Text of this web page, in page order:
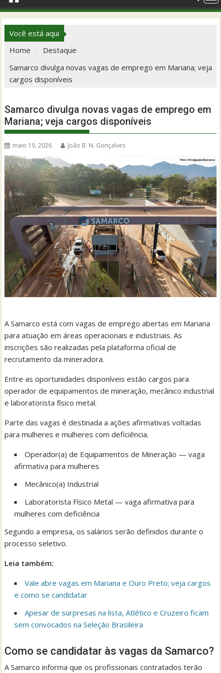
Você está aqui
Home
Destaque
Samarco divulga novas vagas de emprego em Mariana; veja
cargos disponíveis
Samarco divulga novas vagas de emprego em
Mariana; veja cargos disponíveis
maio 19, 2026 João B. N. Gonçalves
A Samarco está com vagas de emprego abertas em Mariana
para atuação em áreas operacionais e industriais. As
inscrições são realizadas pela plataforma oficial de
recrutamento da mineradora.
Entre as oportunidades disponíveis estão cargos para
operador de equipamentos de mineração, mecânico industrial
e laboratorista físico metal.
Parte das vagas é destinada a ações afirmativas voltadas
para mulheres e mulheres com deficiência.
Operador(a) de Equipamentos de Mineração — vaga
afirmativa para mulheres
Mecânico(a) Industrial
Laboratorista Físico Metal — vaga afirmativa para
mulheres com deficiência
Segundo a empresa, os salários serão definidos durante o
processo seletivo.
Leia também:
Vale abre vagas em Mariana e Ouro Preto; veja cargos
e como se candidatar
Apesar de surpresas na lista, Atlético e Cruzeiro ficam
sem convocados na Seleção Brasileira
Como se candidatar às vagas da Samarco?
A Samarco informa que os profissionais contratados terão